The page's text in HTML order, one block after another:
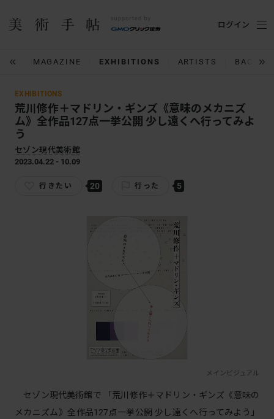
MAGAZINE EXHIBITIONS ARTISTS BACK
ログイン
EXHIBITIONS
荒川修作＋マドリン・ギンズ《意味のメカニズ
ム》全作品127点一挙公開 少し遠くへ行ってみよ
う
セゾン現代美術館
2023.04.22 - 10.09
行きたい 20 行った 5
メインビジュアル
セゾン現代美術館で 「荒川修作＋マドリン・ギンズ《意味の
メカニズム》全作品127点一挙公開 少し遠くへ行ってみよう」